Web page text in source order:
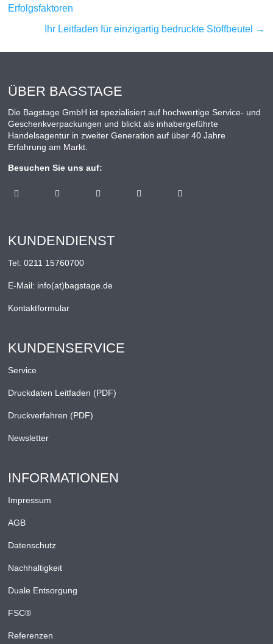
Erfolgsfaktoren
Ihr Leitfaden für einzigartig bedruckte Stoffbeutel
→
ÜBER BAGSTAGE
Die Bagstage GmbH ist spezialisiert auf hochwertige Service- und
Geschenkverpackungen und blickt als inhabergeführte
Handelsagentur in zweiter Generation auf über 40 Jahre
Erfahrung am Markt.
Besuchen Sie uns auf:
KUNDENDIENST
Tel:0211 15760700
E-Mail: info(at)bagstage.de
Kontaktformular
KUNDENSERVICE
Service
Druckdaten Leitfaden (PDF)
Druckverfahren (PDF)
Newsletter
INFORMATIONEN
Impressum
AGB
Datenschutz
Nachhaltigkeit
Duale Entsorgung
FSC®
Referenzen